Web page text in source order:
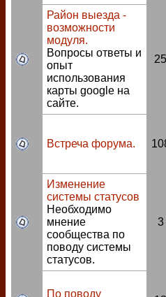
Район выезда -
возможности
модуля.
Вопросы ответы и
опыт
использования
карты google на
сайте.
25
Встреча форума.
Изменение
системы статусов
Необходимо
мнение
сообщества по
поводу системы
статусов.
3
По поводу